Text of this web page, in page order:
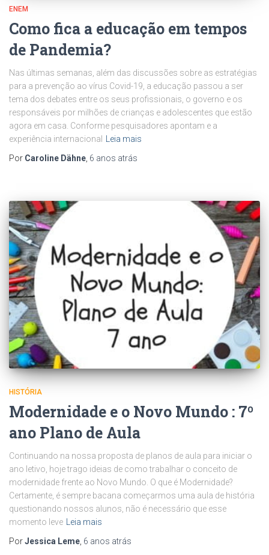
ENEM
Como fica a educação em tempos
de Pandemia?
Nas últimas semanas, além das discussões sobre as estratégias
para a prevenção ao vírus Covid-19, a educação passou a ser
tema dos debates entre os seus profissionais, o governo e os
responsáveis por milhões de crianças e adolescentes que estão
agora em casa. Conforme pesquisadores apontam e a
experiência internacional
Leia mais
Por Caroline Dähne 6 anos atrás
HISTÓRIA
Modernidade e o Novo Mundo : 7º
ano Plano de Aula
Continuando na nossa proposta de planos de aula para iniciar o
ano letivo, hoje trago ideias de como trabalhar o conceito de
modernidade frente ao Novo Mundo. O que é Modernidade?
Certamente, é sempre bacana começarmos uma aula de história
questionando nossos alunos, não é necessário que esse
momento leve
Leia mais
PorJessica Leme 6 anos atrás